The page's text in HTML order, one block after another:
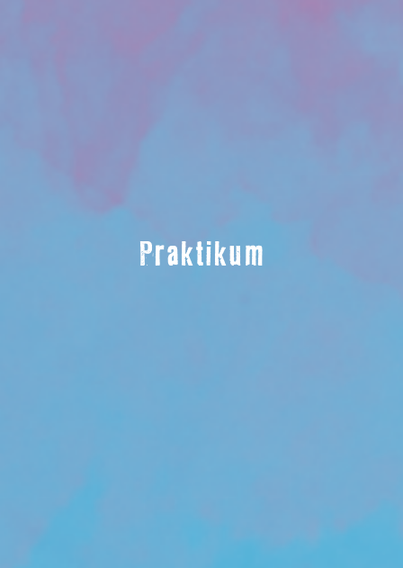
Praktikum